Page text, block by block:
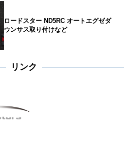
ロードスター ND5RC オートエグゼダ
ウンサス取り付けなど
リンク